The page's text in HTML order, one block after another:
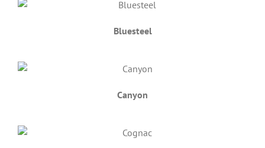
Bluesteel
Canyon